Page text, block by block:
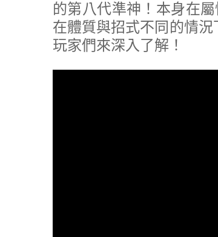
的第八代準神！本身在
在體質與招式不同的情
玩家們來深入了解！